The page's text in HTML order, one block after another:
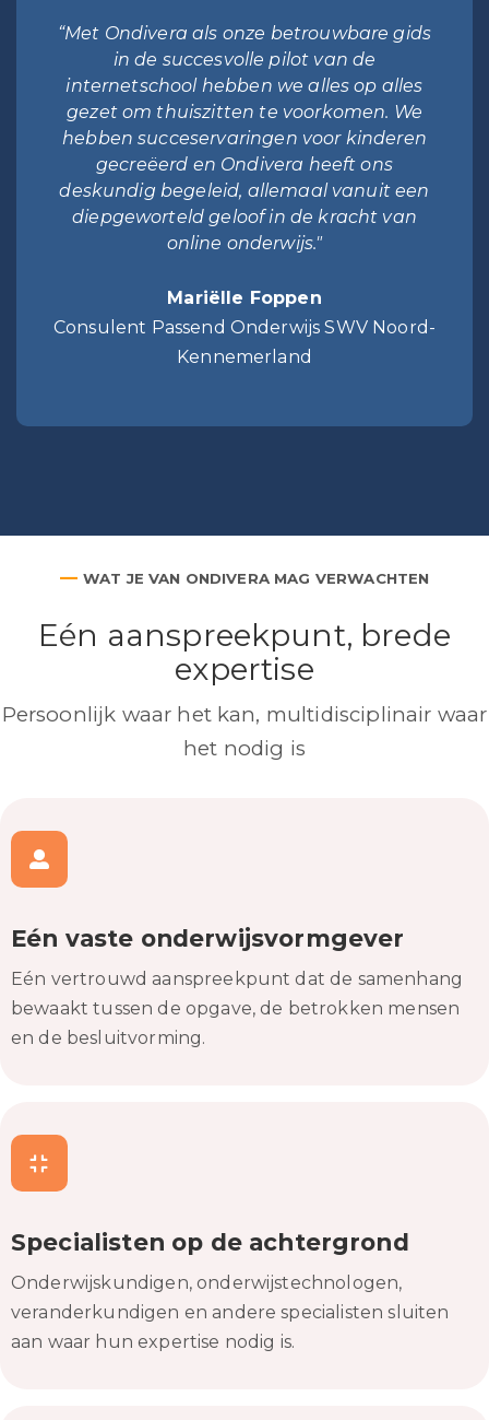
“Met Ondivera als onze betrouwbare gids
in de succesvolle pilot van de
internetschool hebben we alles op alles
gezet om thuiszitten te voorkomen. We
hebben succeservaringen voor kinderen
gecreëerd en Ondivera heeft ons
deskundig begeleid, allemaal vanuit een
diepgeworteld geloof in de kracht van
online onderwijs."
Mariëlle Foppen
Consulent Passend Onderwijs SWV Noord-
Kennemerland
— WAT JE VAN ONDIVERA MAG VERWACHTEN
Eén aanspreekpunt, brede
expertise
Persoonlijk waar het kan, multidisciplinair waar
het nodig is
Eén vaste onderwijsvormgever
Eén vertrouwd aanspreekpunt dat de samenhang
bewaakt tussen de opgave, de betrokken mensen
en de besluitvorming.
Specialisten op de achtergrond
Onderwijskundigen, onderwijstechnologen,
veranderkundigen en andere specialisten sluiten
aan waar hun expertise nodig is.